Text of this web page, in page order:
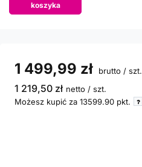
koszyka
1 499,99 zł brutto / szt.
1 219,50 zł netto / szt.
Możesz kupić za 13599.90 pkt.